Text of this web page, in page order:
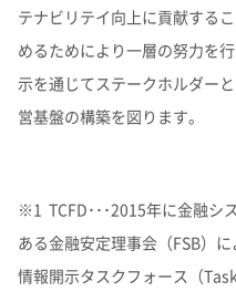
テナビリテイ向上に貢献する
めるためにより一層の努力を
示を通じてステークホルダー
営基盤の構築を図ります。
※1 TCFD･･･2015年に金融シ
ある金融安定理事会（FSB）
情報開示タスクフォース（